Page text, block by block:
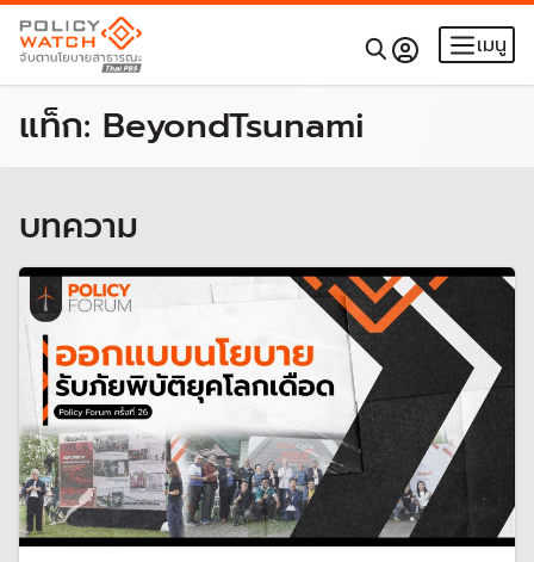
เมนู
แท็ก: BeyondTsunami
บทความ